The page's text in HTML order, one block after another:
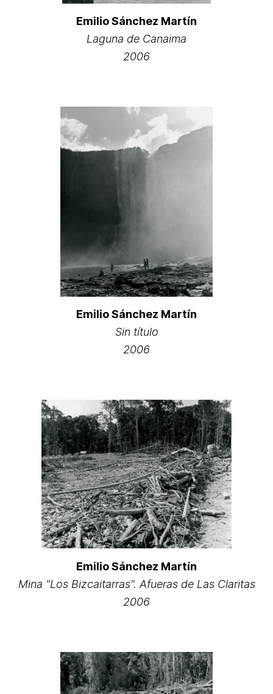
Emilio Sánchez Martín
Laguna de Canaima
2006
Emilio Sánchez Martín
Sin título
2006
Emilio Sánchez Martín
Mina "Los Bizcaitarras". Afueras de Las Claritas
2006